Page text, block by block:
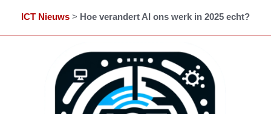
ICT Nieuws > Hoe verandert AI ons werk in 2025 echt?